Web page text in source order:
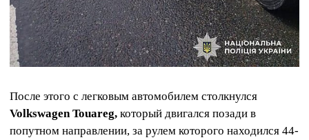
После этого с легковым автомобилем столкнулся
Volkswagen Touareg, который двигался позади в
попутном направлении, за рулем которого находился 44-